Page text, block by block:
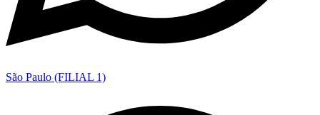
São Paulo (FILIAL 1)